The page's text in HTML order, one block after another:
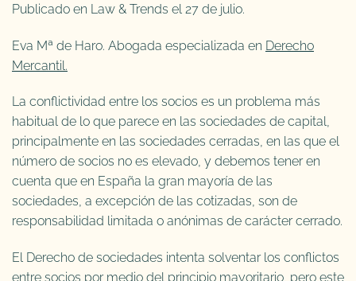
Publicado en Law & Trends el 27 de julio.
Eva Mª de Haro. Abogada especializada en Derecho
Mercantil.
La conflictividad entre los socios es un problema más
habitual de lo que parece en las sociedades de capital,
principalmente en las sociedades cerradas, en las que el
número de socios no es elevado, y debemos tener en
cuenta que en España la gran mayoría de las
sociedades, a excepción de las cotizadas, son de
responsabilidad limitada o anónimas de carácter cerrado.
El Derecho de sociedades intenta solventar los conflictos
entre socios por medio del principio mayoritario, pero este